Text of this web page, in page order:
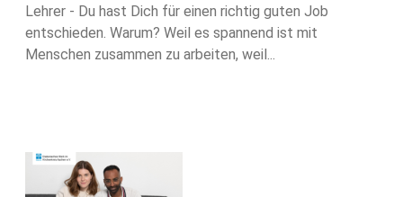
Lehrer - Du hast Dich für einen richtig guten Job
entschieden. Warum? Weil es spannend ist mit
Menschen zusammen zu arbeiten, weil...